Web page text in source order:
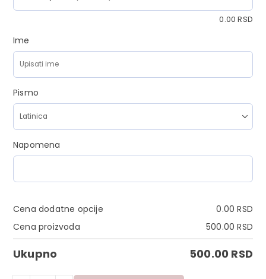
0.00RSD
Ime
Pismo
Napomena
Cena dodatne opcije 0.00RSD
Cena proizvoda
500.00RSD
Ukupno 500.00 RSD